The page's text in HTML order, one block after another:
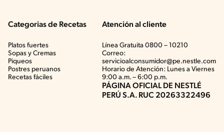
Categorias de Recetas
Platos fuertes
Sopas y Cremas
Piqueos
Postres peruanos
Recetas fáciles
Atención al cliente
Línea Gratuita 0800 – 10210
Correo:
servicioalconsumidor@pe.nestle.com
Horario de Atención: Lunes a Viernes
9:00 a.m. – 6:00 p.m.
PÁGINA OFICIAL DE NESTLÉ
PERÚ S.A. RUC 20263322496